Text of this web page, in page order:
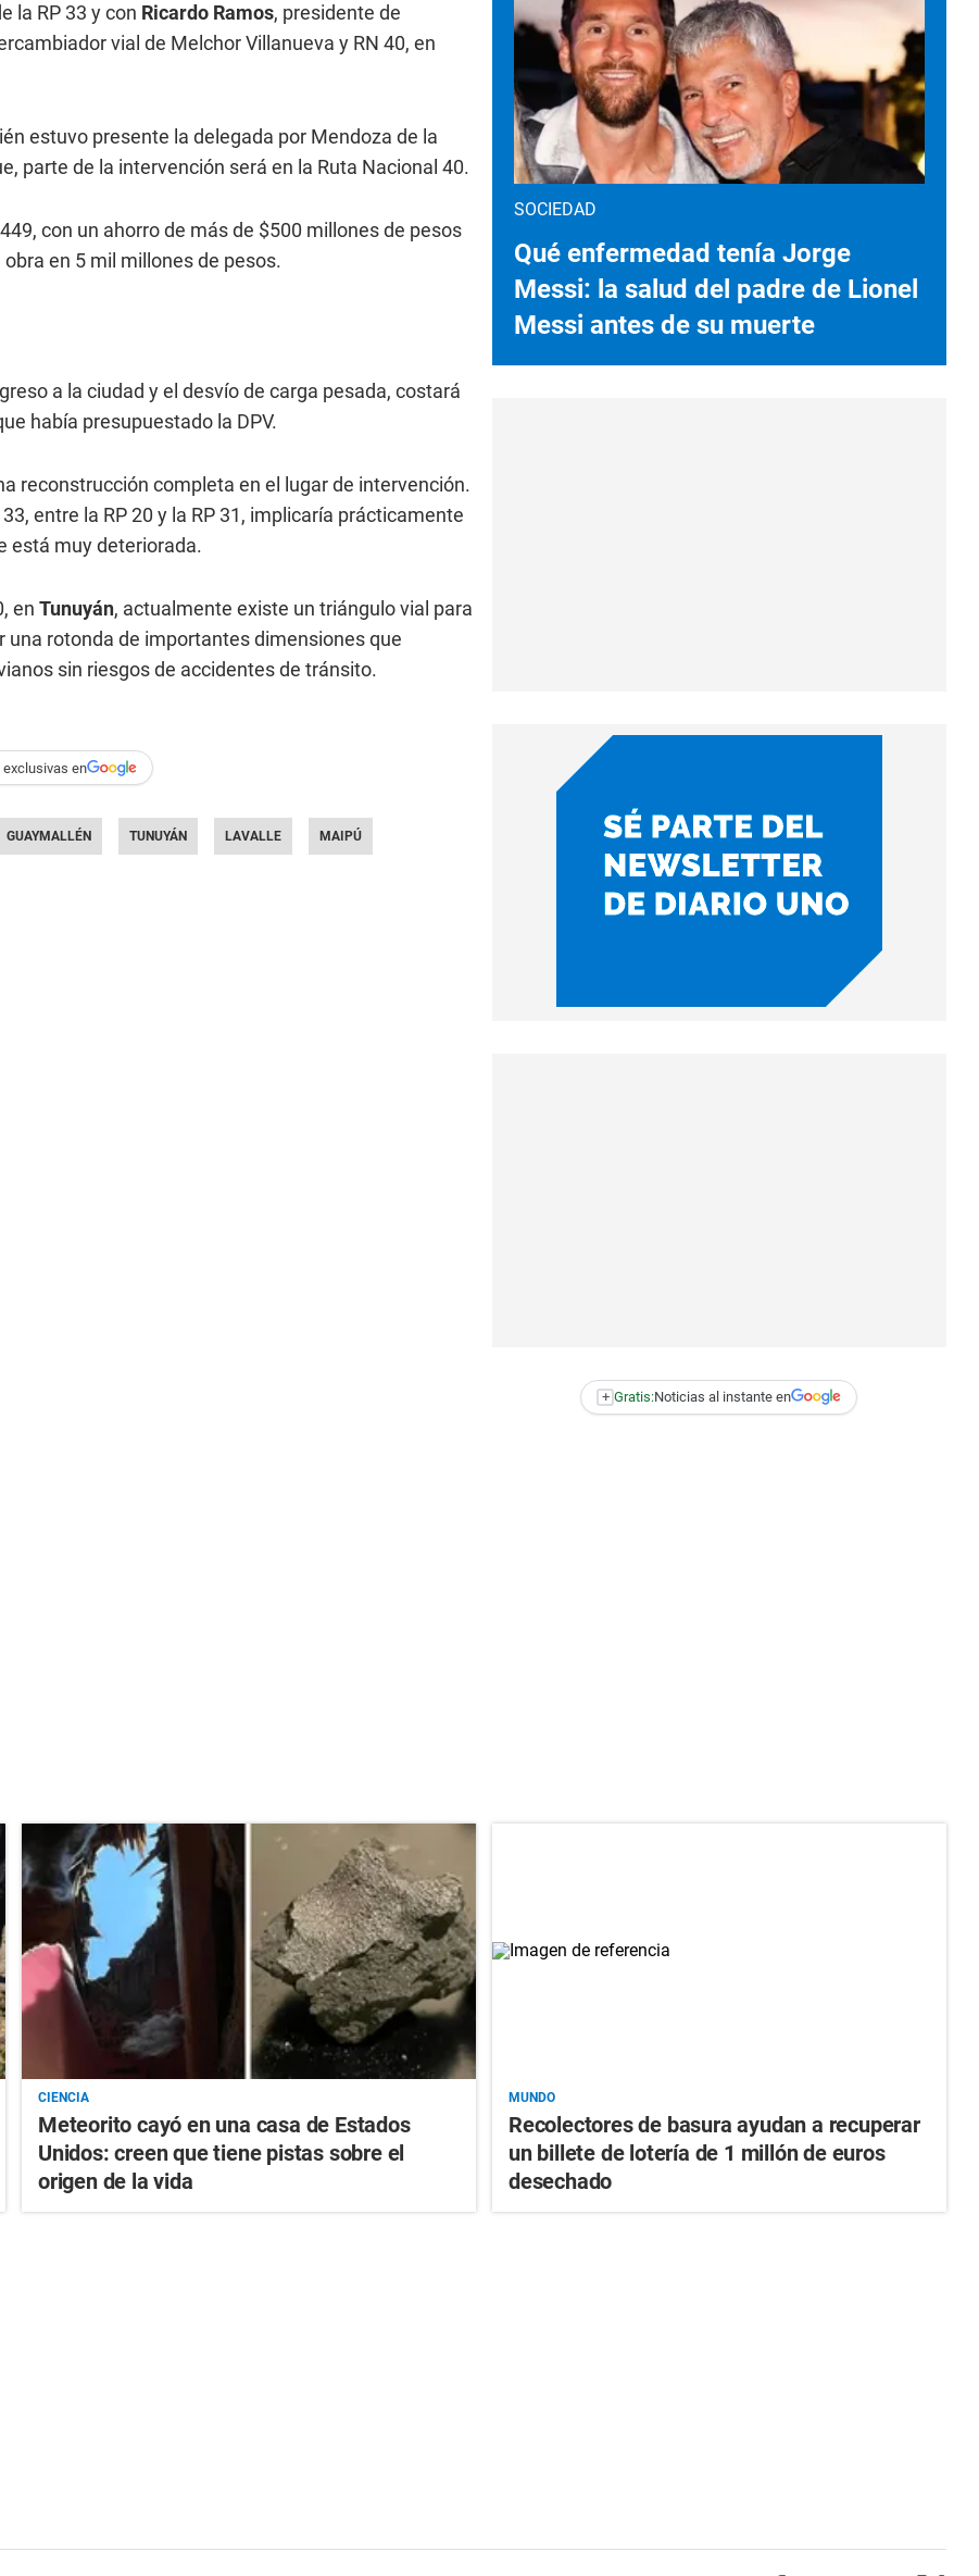
la RP 33 y con Ricardo Ramos, presidente de
vial de Melchor Villanueva y RN 40, en
estuvo presente la delegada por Mendoza de la
parte de la intervención será en la Ruta Nacional 40.
con un ahorro de más de $500 millones de pesos
en 5 mil millones de pesos.
a la ciudad y el desvío de carga pesada, costará
había presupuestado la DPV.
reconstrucción completa en el lugar de intervención.
entre la RP 20 y la RP 31, implicaría prácticamente
está muy deteriorada.
en Tunuyán, actualmente existe un triángulo vial para
rotonda de importantes dimensiones que
sin riesgos de accidentes de tránsito.
en
GUAYMALLÉN TUNUYÁN LAVALLE MAIPÚ
SOCIEDAD
Qué enfermedad tenía Jorge
Messi: la salud del padre de Lionel
Messi antes de su muerte
+ Gratis:Noticias al instante en
CIENCIA
Meteorito cayó en una casa de Estados
Unidos: creen que tiene pistas sobre el
origen de la vida
MUNDO
Recolectores de basura ayudan a recuperar
un billete de lotería de 1 millón de euros
desechado